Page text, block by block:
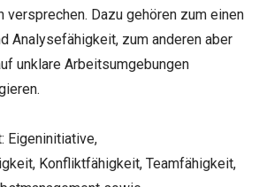
versprechen. Dazu gehören zum einen
Analysefähigkeit, zum anderen aber
unklare Arbeitsumgebungen
Eigeninitiative,
Konfliktfähigkeit, Teamfähigkeit,